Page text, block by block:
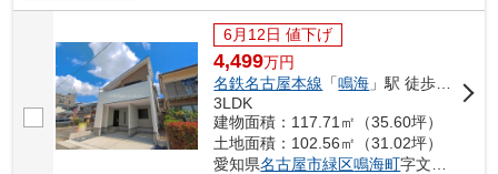
6月12日 値下げ
4,499万円
名鉄名古屋本線 「鳴海 」駅 徒歩12分
3LDK
建物面積：117.71㎡（35.60坪）
土地面積：102.56㎡（31.02坪）
愛知県名古屋市緑区鳴海町字文木54-2